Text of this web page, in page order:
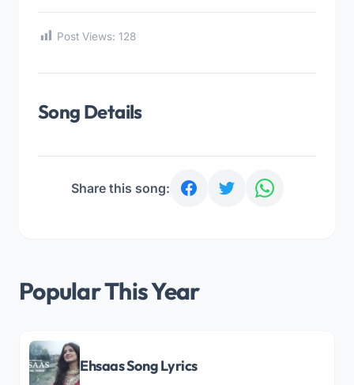
Post Views: 128
Song Details
Share this song:
Popular This Year
Ehsaas Song Lyrics